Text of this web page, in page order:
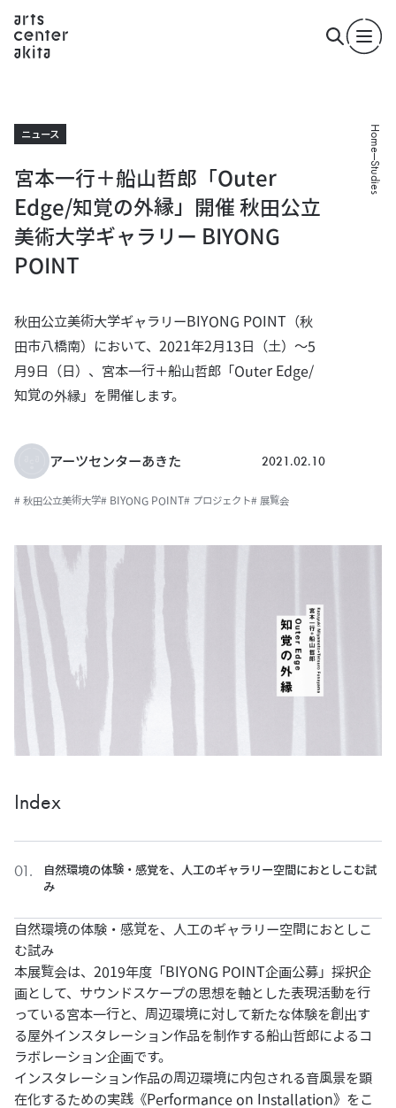
Home
Studies
ニュース
宮本一行＋船山哲郎「Outer
Edge/知覚の外縁」開催 秋田公立
美術大学ギャラリー BIYONG
POINT
秋田公立美術大学ギャラリーBIYONG POINT（秋
田市八橋南）において、2021年2月13日（土）〜5
月9日（日）、宮本一行＋船山哲郎「Outer Edge/
知覚の外縁」を開催します。
アーツセンターあきた 2021.02.10
# 秋田公立美術大学# BIYONG POINT# プロジェクト# 展覧会
Index
自然環境の体験・感覚を、人工のギャラリー空間におとしこむ試
み
自然環境の体験・感覚を、人工のギャラリー空間におとしこ
む試み
本展覧会は、2019年度「 BIYONG POINT企画公募 」採択企
画として、サウンドスケープの思想を軸とした表現活動を行
っている宮本一行と、周辺環境に対して新たな体験を創出す
る屋外インスタレーション作品を制作する船山哲郎によるコ
ラボレーション企画です。
インスタレーション作品の周辺環境に内包される音風景を顕
在化するための実践《Performance on Installation》をこ